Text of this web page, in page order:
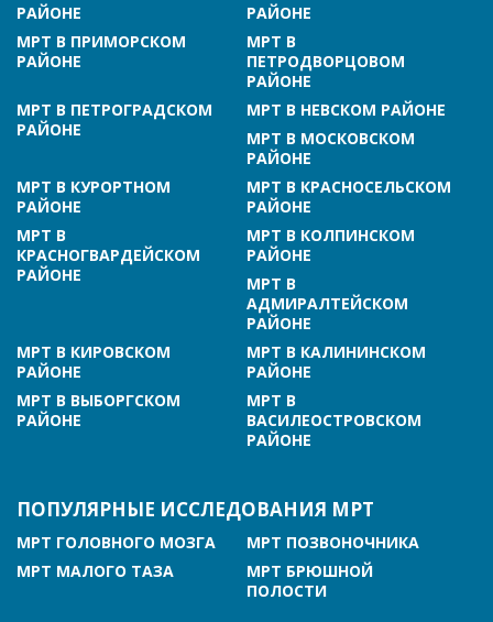
РАЙОНЕ
РАЙОНЕ
МРТ В ПРИМОРСКОМ
РАЙОНЕ
МРТ В
ПЕТРОДВОРЦОВОМ
РАЙОНЕ
МРТ В ПЕТРОГРАДСКОМ
РАЙОНЕ
МРТ В НЕВСКОМ РАЙОНЕ
МРТ В МОСКОВСКОМ
РАЙОНЕ
МРТ В КУРОРТНОМ
РАЙОНЕ
МРТ В КРАСНОСЕЛЬСКОМ
РАЙОНЕ
МРТ В
КРАСНОГВАРДЕЙСКОМ
РАЙОНЕ
МРТ В КОЛПИНСКОМ
РАЙОНЕ
МРТ В
АДМИРАЛТЕЙСКОМ
РАЙОНЕ
МРТ В КИРОВСКОМ
РАЙОНЕ
МРТ В КАЛИНИНСКОМ
РАЙОНЕ
МРТ В ВЫБОРГСКОМ
РАЙОНЕ
МРТ В
ВАСИЛЕОСТРОВСКОМ
РАЙОНЕ
ПОПУЛЯРНЫЕ ИССЛЕДОВАНИЯ МРТ
МРТ ГОЛОВНОГО МОЗГА
МРТ ПОЗВОНОЧНИКА
МРТ МАЛОГО ТАЗА
МРТ БРЮШНОЙ
ПОЛОСТИ